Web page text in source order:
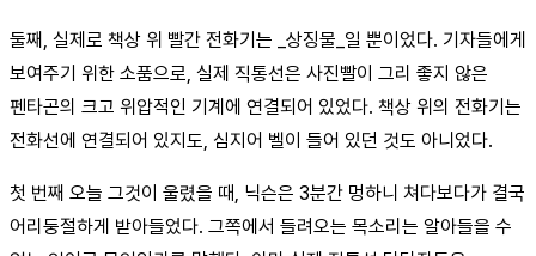
둘째, 실제로 책상 위 빨간 전화기는 _상징물_일 뿐이었다. 기자들에게
보여주기 위한 소품으로, 실제 직통선은 사진빨이 그리 좋지 않은
펜타곤의 크고 위압적인 기계에 연결되어 있었다. 책상 위의 전화기는
전화선에 연결되어 있지도, 심지어 벨이 들어 있던 것도 아니었다.
첫 번째 오늘 그것이 울렸을 때, 닉슨은 3분간 멍하니 쳐다보다가 결국
어리둥절하게 받아들었다. 그쪽에서 들려오는 목소리는 알아들을 수